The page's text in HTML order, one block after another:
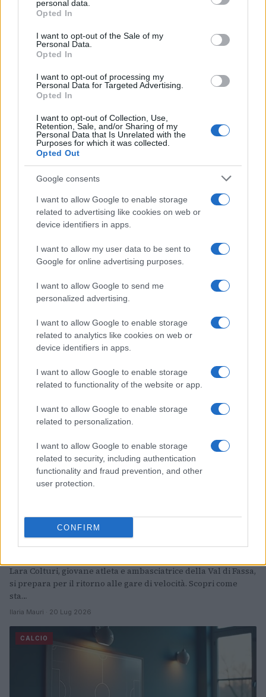
grant or deny consent to Google and its third-party tags to
use your data for below specified purposes in below Google
consent section.
personal data.
Opted In
I want to opt-out of the Sale of my
Personal Data.
Opted In
I want to opt-out of processing my
Personal Data for Targeted Advertising.
Opted In
I want to opt-out of Collection, Use,
Retention, Sale, and/or Sharing of my
Personal Data that Is Unrelated with the
Purposes for which it was collected.
Opted Out
Google consents
I want to allow Google to enable storage
related to advertising like cookies on web or
device identifiers in apps.
I want to allow my user data to be sent to
Google for online advertising purposes.
I want to allow Google to send me
personalized advertising.
I want to allow Google to enable storage
related to analytics like cookies on web or
device identifiers in apps.
I want to allow Google to enable storage
related to functionality of the website or app.
I want to allow Google to enable storage
related to personalization.
I want to allow Google to enable storage
related to security, including authentication
functionality and fraud prevention, and other
user protection.
CONFIRM
Nikolov e la Bulgaria puntano al futuro
Aleksandar Nikolov, miglior marcatore della VNL, commenta
la sconfitta della Bulgaria contro la Francia e si prepara per
Ilaria Mauri · 20 Lug 2026
Kevin Keegan muore a 75 anni: la carriera
di una leggenda del pallone
Kevin Keegan, simbolo del calcio inglese, ci ha lasciati a 75
anni. Scopriamo la sua vita tra trionfi, Pallone d'Oro e
battaglie…
Ilaria Mauri · 20 Lug 2026
CICLISMO
Lara Colturi: dal ritiro alla preparazione
Lara Colturi, giovane atleta e ambasciatrice della Val di Fassa,
si prepara per il ritorno alle gare di velocità. Scopri come
sta…
Ilaria Mauri · 20 Lug 2026
CALCIO